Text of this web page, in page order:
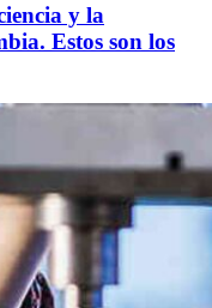
y la
Estos son los